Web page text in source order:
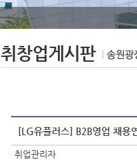
취창업게시판
[LG유플러스] B2B영업 채
취업관리자